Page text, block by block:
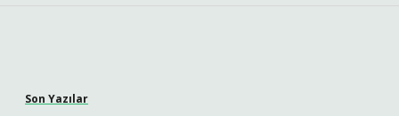
Son Yazılar